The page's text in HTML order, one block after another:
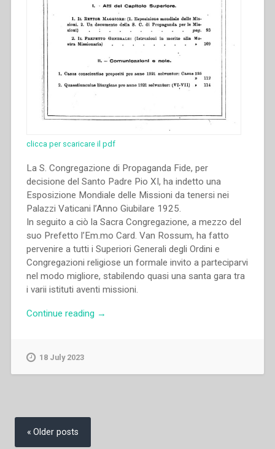
clicca per scaricare il pdf
La S. Congregazione di Propaganda Fide, per
decisione del Santo Padre Pio XI, ha indetto una
Esposizione Mondiale delle Missioni da tenersi nei
Palazzi Vaticani l’Anno Giubilare 1925.
In seguito a ciò la Sacra Congregazione, a mezzo del
suo Prefetto l’Em.mo Card. Van Rossum, ha fatto
pervenire a tutti i Superiori Generali degli Ordini e
Congregazioni religiose un formale invito a parteciparvi
nel modo migliore, stabilendo quasi una santa gara tra
i varii istituti aventi missioni.
Continue reading “Filippo
→
18 July 2023
Posts
navigation
Older posts